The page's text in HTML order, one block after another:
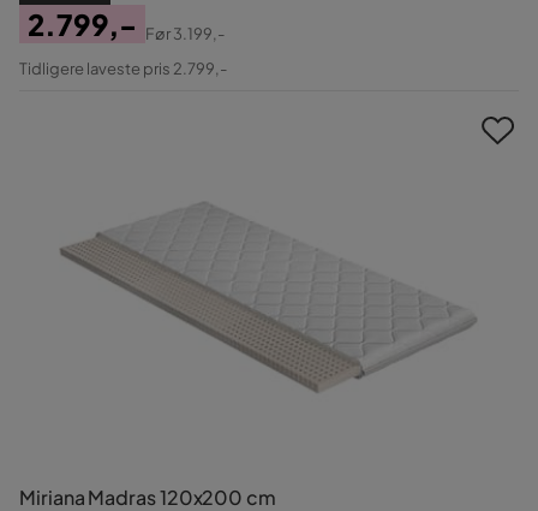
Pris
2.799,-
Original
Før3.199,-
Tidligere laveste pris 2.799,-
Miriana Madras 120x200 cm